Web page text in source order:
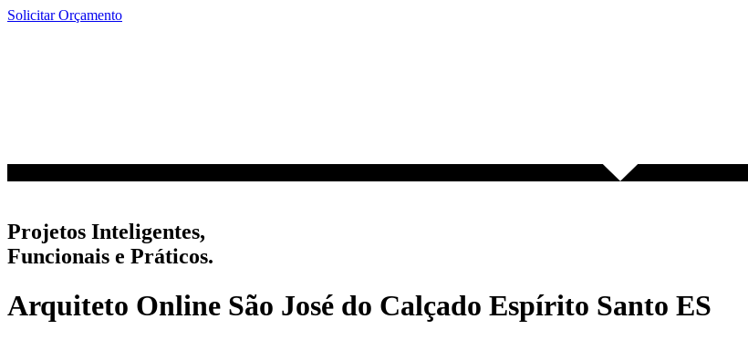
Ir
Solicitar Orçamento
Projetos Inteligentes,
Funcionais e Práticos.
Arquiteto Online São José do Calçado Espírito Santo ES